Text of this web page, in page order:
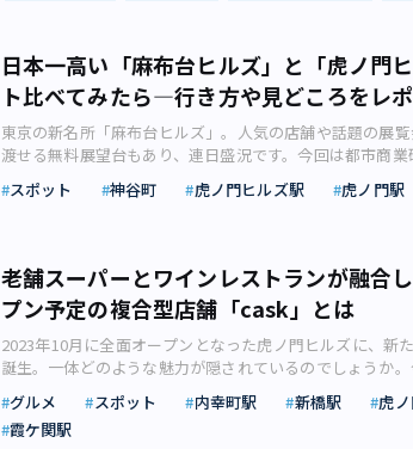
日本一高い「麻布台ヒルズ」と「虎ノ門
ト比べてみたら―行き方や見どころをレポ
東京の新名所「麻布台ヒルズ」。人気の店舗や話題の展
渡せる無料展望台もあり、連日盛況です。今回は都市商
グルメスポットが続々オープンしている「虎ノ門ヒルズ
せてレポートします。東京の新名所「麻布台ヒルズ」に
いビル「麻布台ヒルズ森JPタワー」。実は無料の「巨大
（写真：若杉優貴）【その他の画像】＞＞ 「麻布台ヒル
く？ 2023年11月に開業した「麻布台ヒルズ」は旧逓信
便局として利用）の跡地などに生まれた再開発エリアで
だまだ工事中の街区も少なくないですが、昨年12月には
ットが話題を呼ぶなど、早くも多くの人でにぎわいを見
日本一となる330ｍ・64階建ての超高層オフィス・レジデ
ー」を中核に、主に住宅となる2棟の「麻布台ヒルズレジ
スポット 神谷町 虎ノ門ヒルズ駅 虎ノ門駅
老舗スーパーとワインレストランが融合
プン予定の複合型店舗「cask」とは
2023年10月に全面オープンとなった虎ノ門ヒルズに、新
誕生。一体どのような魅力が隠されているのでしょうか
合型店舗「cask」について、不動産ライターの逆瀬川勇
展・拡大を続け、さらなるにぎわいを見せる虎ノ門エリア
ズステーションタワーの地下1階に、新たな業態の複合型
グルメ スポット 内幸町駅 新橋駅 虎
霞ケ関駅